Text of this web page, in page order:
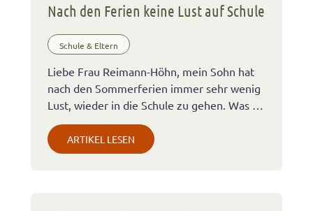
Nach den Ferien keine Lust auf Schule
Schule & Eltern
Liebe Frau Reimann-Höhn, mein Sohn hat
nach den Sommerferien immer sehr wenig
Lust, wieder in die Schule zu gehen. Was …
ARTIKEL LESEN